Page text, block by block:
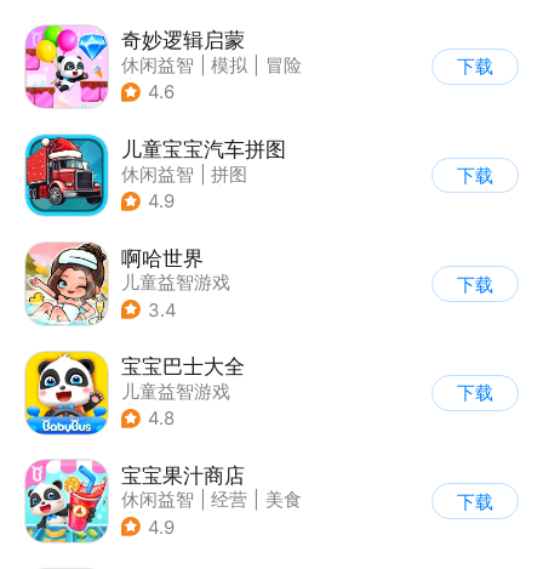
奇妙逻辑启蒙
休闲益智 模拟
冒险
| 宝宝巴士
4.6
下载
儿童宝宝汽车拼图
休闲益智
拼图
| 学习教育
4.9
下载
啊哈世界
儿童益智游戏
3.4
下载
宝宝巴士大全
儿童益智游戏
| 启蒙早教
4.8
下载
宝宝果汁商店
休闲益智 经营
美食
| 宝宝巴士
4.9
下载